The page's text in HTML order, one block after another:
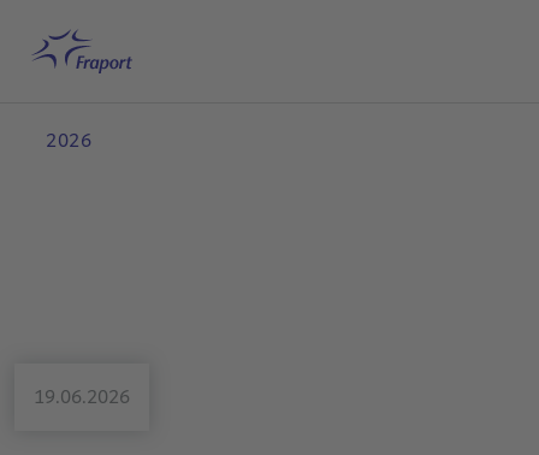
Startseite
2026
19.06.2026